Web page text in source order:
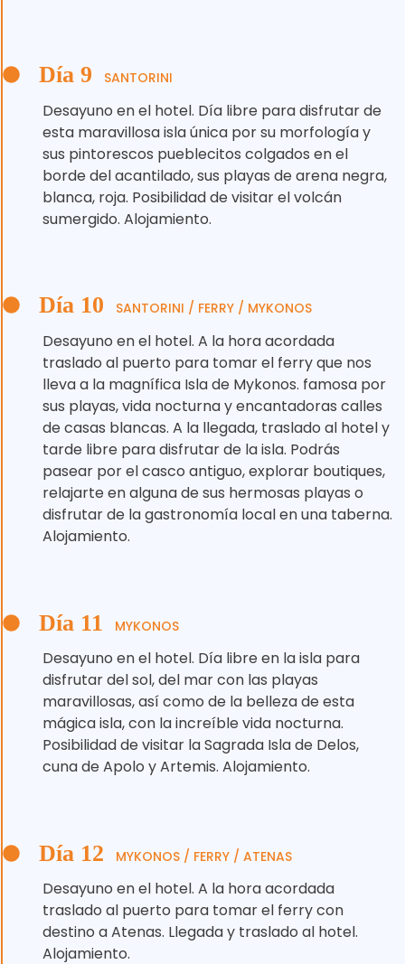
Día 9 SANTORINI
Desayuno en el hotel. Día libre para disfrutar de
esta maravillosa isla única por su morfología y
sus pintorescos pueblecitos colgados en el
borde del acantilado, sus playas de arena negra,
blanca, roja. Posibilidad de visitar el volcán
sumergido. Alojamiento.
Día 10 SANTORINI / FERRY / MYKONOS
Desayuno en el hotel. A la hora acordada
traslado al puerto para tomar el ferry que nos
lleva a la magnífica Isla de Mykonos. famosa por
sus playas, vida nocturna y encantadoras calles
de casas blancas. A la llegada, traslado al hotel y
tarde libre para disfrutar de la isla. Podrás
pasear por el casco antiguo, explorar boutiques,
relajarte en alguna de sus hermosas playas o
disfrutar de la gastronomía local en una taberna.
Alojamiento.
Día 11 MYKONOS
Desayuno en el hotel. Día libre en la isla para
disfrutar del sol, del mar con las playas
maravillosas, así como de la belleza de esta
mágica isla, con la increíble vida nocturna.
Posibilidad de visitar la Sagrada Isla de Delos,
cuna de Apolo y Artemis. Alojamiento.
Día 12 MYKONOS / FERRY / ATENAS
Desayuno en el hotel. A la hora acordada
traslado al puerto para tomar el ferry con
destino a Atenas. Llegada y traslado al hotel.
Alojamiento.